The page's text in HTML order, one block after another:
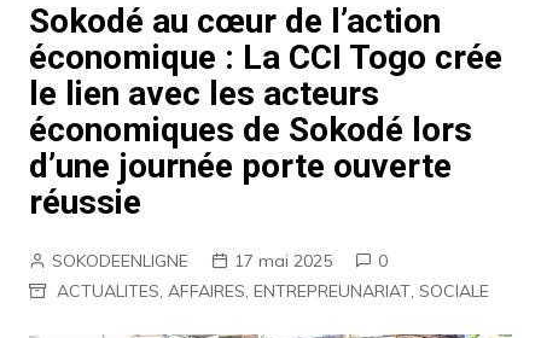
Sokodé au cœur de l’action
économique : La CCI Togo crée
le lien avec les acteurs
économiques de Sokodé lors
d’une journée porte ouverte
réussie
SOKODEENLIGNE 17 mai 2025
0
ACTUALITES, AFFAIRES, ENTREPREUNARIAT, SOCIALE